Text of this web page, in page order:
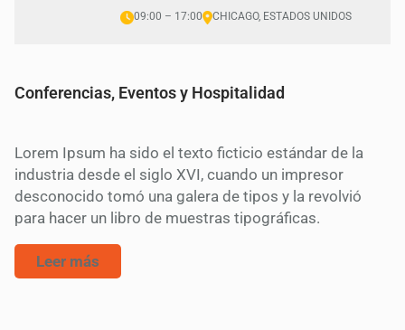
09:00 – 17:00 CHICAGO, ESTADOS UNIDOS
Conferencias, Eventos y Hospitalidad
Lorem Ipsum ha sido el texto ficticio estándar de la
industria desde el siglo XVI, cuando un impresor
desconocido tomó una galera de tipos y la revolvió
para hacer un libro de muestras tipográficas.
Leer más